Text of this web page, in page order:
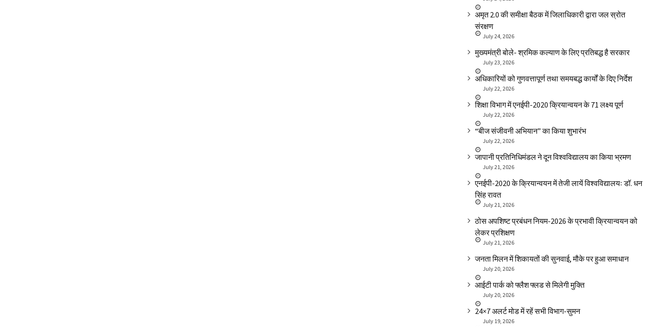
अमृत 2.0 की समीक्षा बैठक में जिलाधिकारी द्वारा जल स्रोत
संरक्षण
July 24, 2026
मुख्यमंत्री बोले- श्रमिक कल्याण के लिए प्रतिबद्ध है सरकार
July 23, 2026
अधिकारियों को गुणवत्तापूर्ण तथा समयबद्ध कार्यों के दिए निर्देश
July 22, 2026
शिक्षा विभाग में एनईपी-2020 क्रियान्वयन के 71 लक्ष्य पूर्ण
July 22, 2026
“बीज संजीवनी अभियान” का किया शुभारंभ
July 22, 2026
जापानी प्रतिनिधिमंडल ने दून विश्वविद्यालय का किया भ्रमण
July 21, 2026
एनईपी-2020 के क्रियान्वयन में तेजी लायें विश्वविद्यालयः डॉ. धन
सिंह रावत
July 21, 2026
ठोस अपशिष्ट प्रबंधन नियम-2026 के प्रभावी क्रियान्वयन को
लेकर प्रशिक्षण
July 21, 2026
जनता मिलन में शिकायतों की सुनवाई, मौके पर हुआ समाधान
July 20, 2026
आईटी पार्क को फ्लैश फ्लड से मिलेगी मुक्ति
July 20, 2026
24×7 अलर्ट मोड में रहें सभी विभाग-सुमन
July 19, 2026